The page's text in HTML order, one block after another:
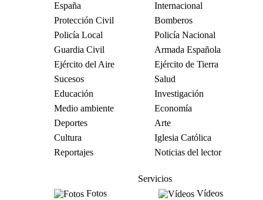
España
Internacional
Protección Civil
Bomberos
Policía Local
Policía Nacional
Guardia Civil
Armada Española
Ejército del Aire
Ejército de Tierra
Sucesos
Salud
Educación
Investigación
Medio ambiente
Economía
Deportes
Arte
Cultura
Iglesia Católica
Reportajes
Noticias del lector
Servicios
Fotos
Vídeos